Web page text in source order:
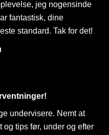
jeg nogensinde
fantastisk, dine
standard. Tak for det!
undervisere. Nemt at
tips før, under og efter